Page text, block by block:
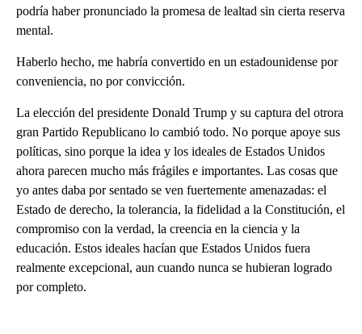
podría haber pronunciado la promesa de lealtad sin cierta reserva
mental.
Haberlo hecho, me habría convertido en un estadounidense por
conveniencia, no por convicción.
La elección del presidente Donald Trump y su captura del otrora
gran Partido Republicano lo cambió todo. No porque apoye sus
políticas, sino porque la idea y los ideales de Estados Unidos
ahora parecen mucho más frágiles e importantes. Las cosas que
yo antes daba por sentado se ven fuertemente amenazadas: el
Estado de derecho, la tolerancia, la fidelidad a la Constitución, el
compromiso con la verdad, la creencia en la ciencia y la
educación. Estos ideales hacían que Estados Unidos fuera
realmente excepcional, aun cuando nunca se hubieran logrado
por completo.